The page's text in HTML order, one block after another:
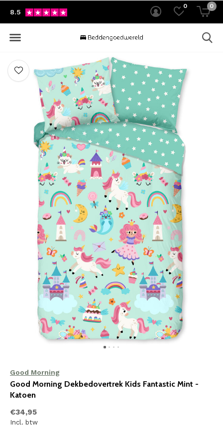
0 0
8.5
Good Morning
Good Morning Dekbedovertrek Kids Fantastic Mint -
Katoen
€34,95
Incl. btw